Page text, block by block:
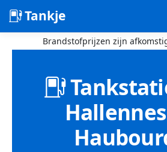
Tankje
Brandstofprijzen zijn